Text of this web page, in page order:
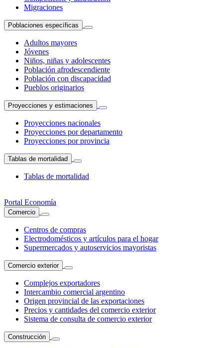
Migraciones
Poblaciones específicas
Adultos mayores
Jóvenes
Niños, niñas y adolescentes
Población afrodescendiente
Población con discapacidad
Pueblos originarios
Proyecciones y estimaciones
Proyecciones nacionales
Proyecciones por departamento
Proyecciones por provincia
Tablas de mortalidad
Tablas de mortalidad
Portal Economía
Comercio
Centros de compras
Electrodomésticos y artículos para el hogar
Supermercados y autoservicios mayoristas
Comercio exterior
Complejos exportadores
Intercambio comercial argentino
Origen provincial de las exportaciones
Precios y cantidades del comercio exterior
Sistema de consulta de comercio exterior
Construcción